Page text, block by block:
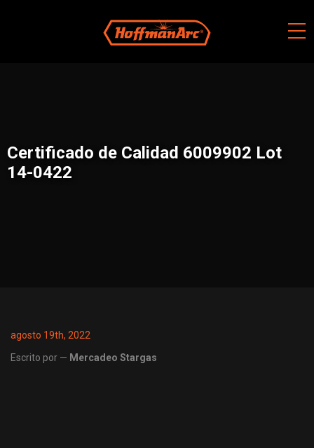
Certificado de Calidad 6009902 Lot
14-0422
agosto 19th, 2022
Escrito por — Mercadeo Stargas